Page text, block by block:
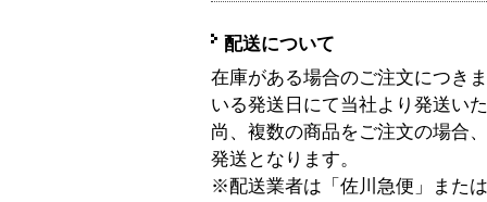
配送について
在庫がある場合のご注文につき
いる発送日にて当社より発送い
尚、複数の商品をご注文の場合
発送となります。
※配送業者は「佐川急便」また